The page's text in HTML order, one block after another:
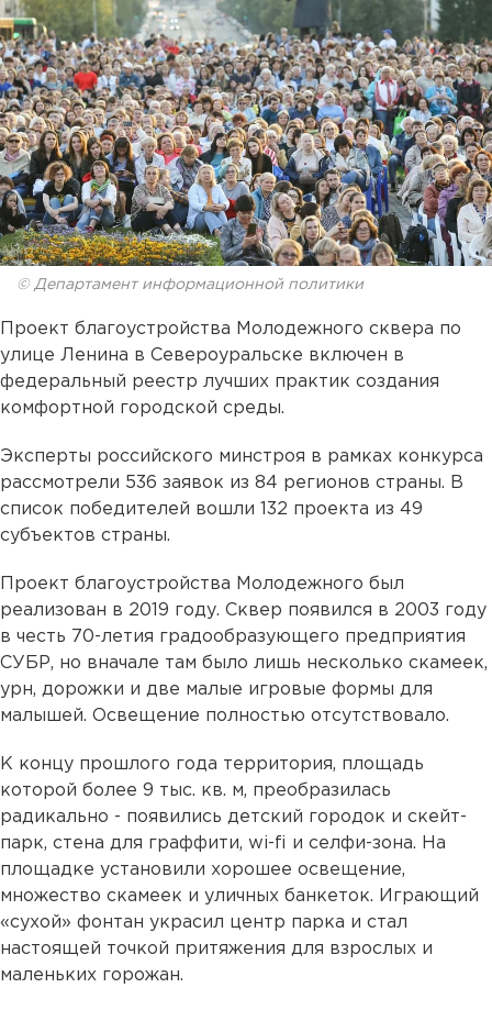
© Департамент информационной политики
Проект благоустройства Молодежного сквера по
улице Ленина в Североуральске включен в
федеральный реестр лучших практик создания
комфортной городской среды.
Эксперты российского минстроя в рамках конкурса
рассмотрели 536 заявок из 84 регионов страны. В
список победителей вошли 132 проекта из 49
субъектов страны.
Проект благоустройства Молодежного был
реализован в 2019 году. Сквер появился в 2003 году
в честь 70-летия градообразующего предприятия
СУБР, но вначале там было лишь несколько скамеек,
урн, дорожки и две малые игровые формы для
малышей. Освещение полностью отсутствовало.
К концу прошлого года территория, площадь
которой более 9 тыс. кв. м, преобразилась
радикально - появились детский городок и скейт-
парк, стена для граффити, wi-fi и селфи-зона. На
площадке установили хорошее освещение,
множество скамеек и уличных банкеток. Играющий
«сухой» фонтан украсил центр парка и стал
настоящей точкой притяжения для взрослых и
маленьких горожан.